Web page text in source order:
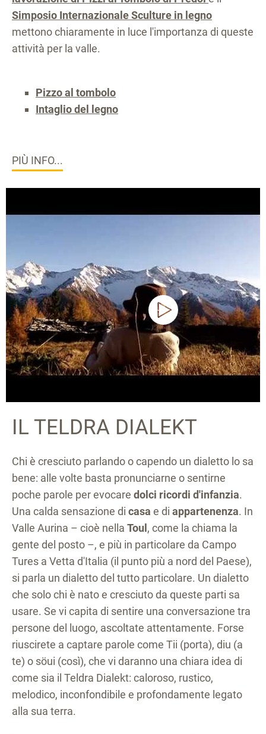
Simposio Internazionale Sculture in legno
mettono chiaramente in luce l'importanza di queste
attività per la valle.
Pizzo al tombolo
Intaglio del legno
PIÙ INFO...
IL TELDRA DIALEKT
Chi è cresciuto parlando o capendo un dialetto lo sa
bene: alle volte basta pronunciarne o sentirne
poche parole per evocare dolci ricordi d'infanzia.
Una calda sensazione di casa e di appartenenza. In
Valle Aurina – cioè nella Toul , come la chiama la
gente del posto –, e più in particolare da Campo
Tures a Vetta d'Italia (il punto più a nord del Paese),
si parla un dialetto del tutto particolare. Un dialetto
che solo chi è nato e cresciuto da queste parti sa
usare. Se vi capita di sentire una conversazione tra
persone del luogo, ascoltate attentamente. Forse
riuscirete a captare parole come Tii (porta), diu (a
te) o söui (così), che vi daranno una chiara idea di
come sia il Teldra Dialekt: caloroso, rustico,
melodico, inconfondibile e profondamente legato
alla sua terra.